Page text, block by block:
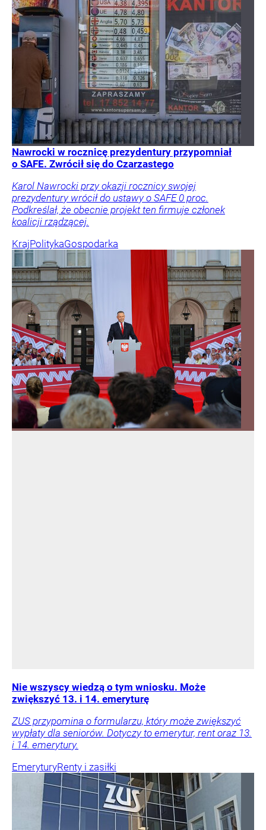
Nawrocki w rocznicę prezydentury przypomniał
o SAFE. Zwrócił się do Czarzastego
Karol Nawrocki przy okazji rocznicy swojej
prezydentury wrócił do ustawy o SAFE 0 proc.
Podkreślał, że obecnie projekt ten firmuje członek
koalicji rządzącej.
KrajPolitykaGospodarka
Nie wszyscy wiedzą o tym wniosku. Może
zwiększyć 13. i 14. emeryturę
ZUS przypomina o formularzu, który może zwiększyć
wypłaty dla seniorów. Dotyczy to emerytur, rent oraz 13.
i 14. emerytury.
EmeryturyRenty i zasiłki